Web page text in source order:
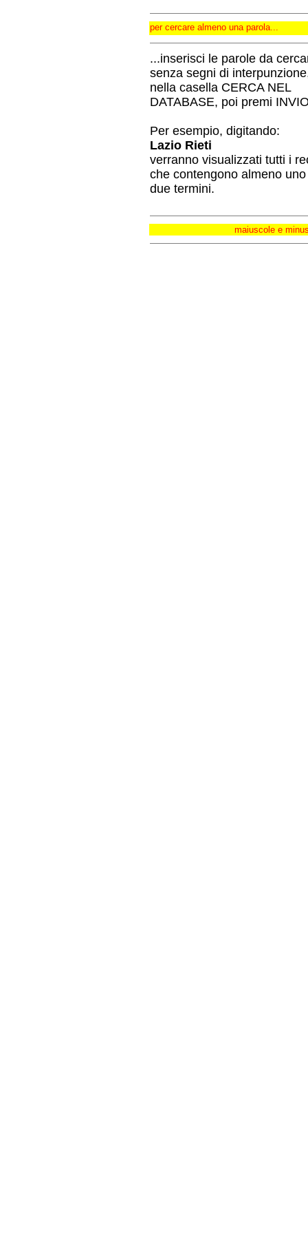
per cercare almeno una parola...
...inserisci le parole da
senza segni di
nella casella CERCA NEL
DATABASE, poi premi
Per esempio, digitando:
Lazio Rieti
verranno visualizzati tutti i
che contengono almeno
due termini.
maiuscole e